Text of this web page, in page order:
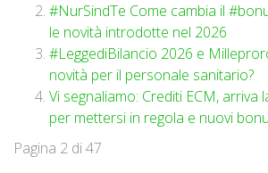
#NurSindTe Come cambia il
le novità introdotte nel 2026
#LeggediBilancio 2026 e
novità per il personale sanitario?
Vi segnaliamo: Crediti ECM, arriva
per mettersi in regola e nuovi
Pagina 2 di 47